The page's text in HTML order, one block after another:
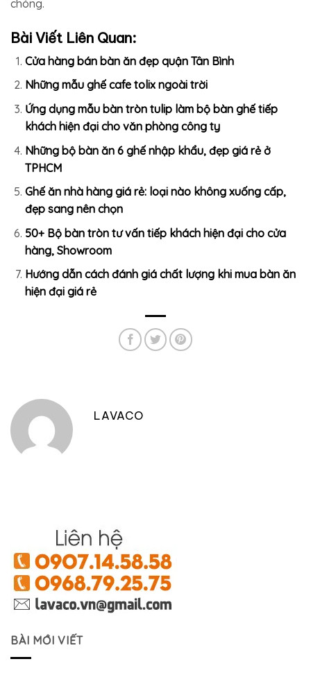
chóng.
Bài Viết Liên Quan:
Cửa hàng bán bàn ăn đẹp quận Tân Bình
Những mẫu ghế cafe tolix ngoài trời
Ứng dụng mẫu bàn tròn tulip làm bộ bàn ghế tiếp
khách hiện đại cho văn phòng công ty
Những bộ bàn ăn 6 ghế nhập khẩu, đẹp giá rẻ ở
TPHCM
Ghế ăn nhà hàng giá rẻ: loại nào không xuống cấp,
đẹp sang nên chọn
50+ Bộ bàn tròn tư vấn tiếp khách hiện đại cho cửa
hàng, Showroom
Hướng dẫn cách đánh giá chất lượng khi mua bàn ăn
hiện đại giá rẻ
LAVACO
BÀI MỚI VIẾT